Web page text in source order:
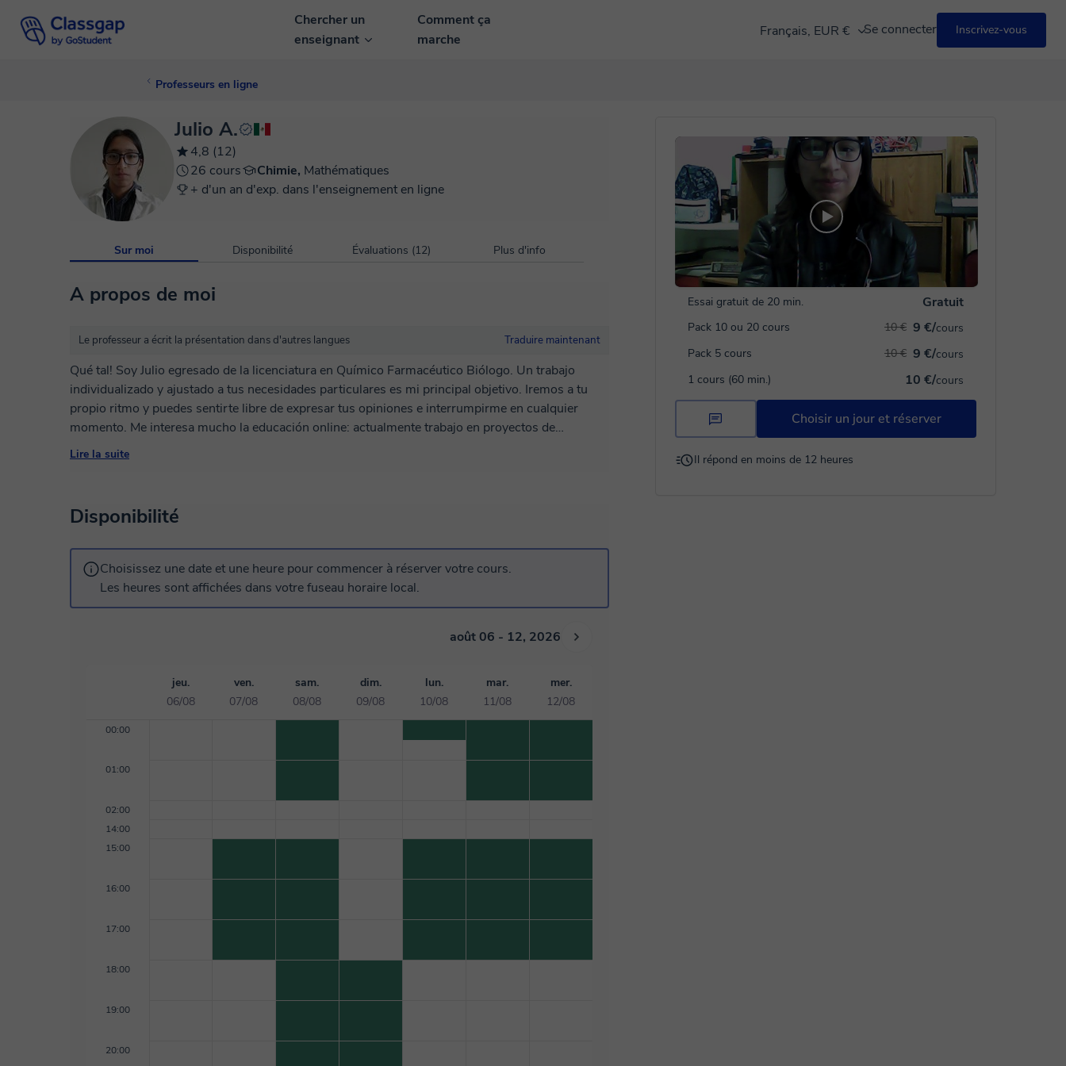
Chercher un
enseignant
Comment ça
marche
Français, EUR € Se connecter Inscrivez-vous
Professeurs en ligne
Essai gratuit de 20 min. Gratuit
Pack 10 ou 20 cours 9 €/cours
10 €
Pack 5 cours
9 €/cours
10 €
1 cours (60 min.)
10 €/cours
Choisir un jour et réserver
Il répond en moins de 12 heures
Julio A.
4,8 (12)
26 cours
Chimie, Mathématiques
+ d'un an d'exp. dans l'enseignement en ligne
Sur moi Disponibilité Évaluations (12) Plus d'info
A propos de moi
Le professeur a écrit la présentation dans d'autres langues Traduire maintenant
Qué tal! Soy Julio egresado de la licenciatura en Químico Farmacéutico Biólogo. Un trabajo
individualizado y ajustado a tus necesidades particulares es mi principal objetivo. Iremos a tu
propio ritmo y puedes sentirte libre de expresar tus opiniones e interrumpirme en cualquier
momento. Me interesa mucho la educación online: actualmente trabajo en proyectos de
educación a distancia como laboratorios virtuales. Te invito a ver mi video de perfil. Más que tu
Lire la suite
Disponibilité
Choisissez une date et une heure pour commencer à réserver votre cours.
Les heures sont affichées dans votre fuseau horaire local.
août 06 - 12, 2026
jeu.
06/08
ven.
07/08
sam.
08/08
dim.
09/08
lun.
10/08
mar.
11/08
mer.
12/08
00:00
01:00
02:00
14:00
15:00
16:00
17:00
18:00
19:00
20:00